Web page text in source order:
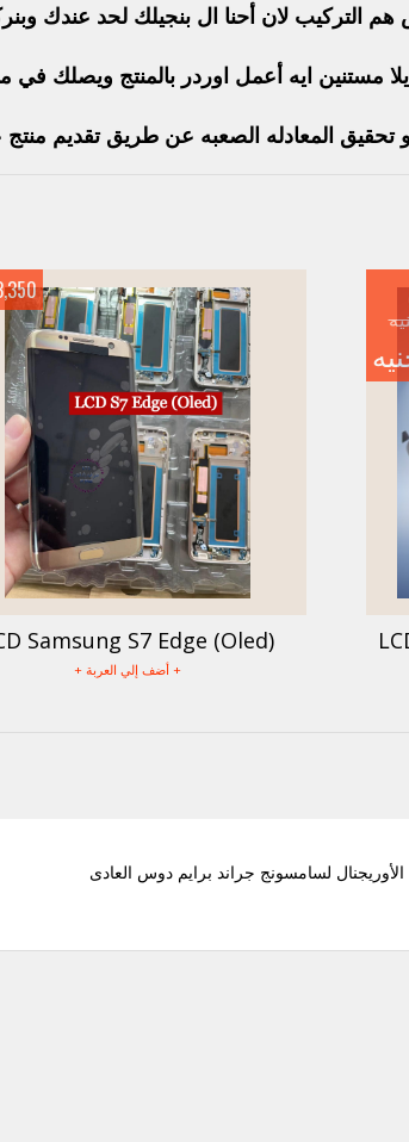
التركيب لان أحنا ال بنجيلك لحد عندك
يلا مستنين ايه أعمل اوردر بالمنتج ويصلك في مدة
تحقيق المعادله الصعبه عن طريق تقديم
Samsung S7 Edge (Oled)
+ أضف إلي العربة +
3,350
لسامسونج جراند برايم دوس العادى